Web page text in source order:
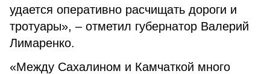
удается оперативно расчищать дороги и
тротуары», – отметил губернатор Валерий
Лимаренко.
«Между Сахалином и Камчаткой много